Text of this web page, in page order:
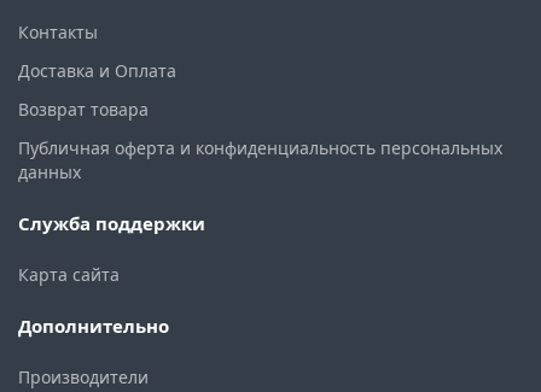
Контакты
Доставка и Оплата
Возврат товара
Публичная оферта и конфиденциальность персональных
данных
Служба поддержки
Карта сайта
Дополнительно
Производители